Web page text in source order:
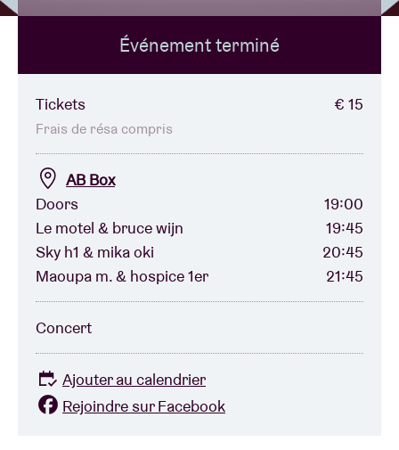
Location de salles
BRDCST
ABtv
Chèque-concert
À propos de l'AB
Contact
Événement terminé
Tickets € 15
Frais de résa compris
AB Box
Doors
19:00
Le motel & bruce wijn
19:45
Sky h1 & mika oki
20:45
Maoupa m. & hospice 1er
21:45
Concert
Ajouter au calendrier
Rejoindre sur Facebook